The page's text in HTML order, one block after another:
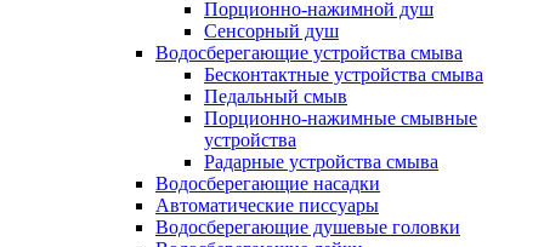
Порционно-нажимной душ
Сенсорный душ
Водосберегающие устройства смыва
Бесконтактные устройства смыва
Педальный смыв
Порционно-нажимные смывные
устройства
Радарные устройства смыва
Водосберегающие насадки
Автоматические писсуары
Водосберегающие душевые головки